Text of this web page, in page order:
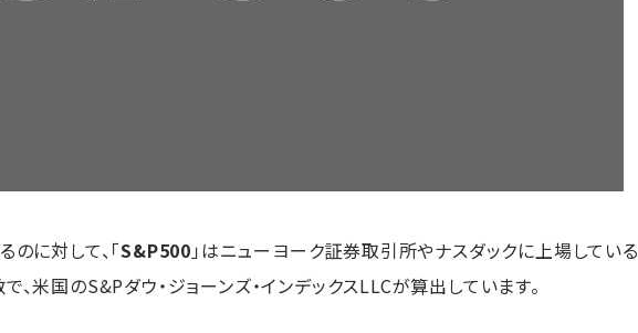
に対して、「S&P500 」はニューヨーク証券取引所やナスダックに上場している
、米国のS&Pダウ・ジョーンズ・インデックスLLCが算出しています。